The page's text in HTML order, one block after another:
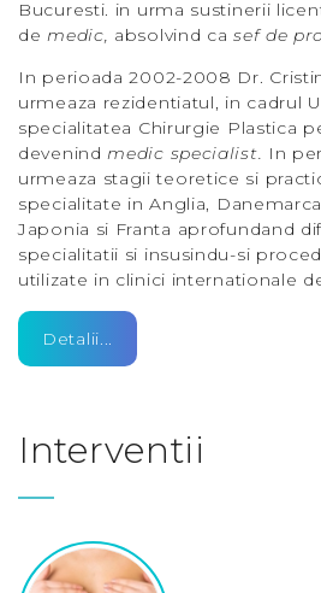
Bucuresti. in urma sustinerii
demedic, absolvind casef de
In perioada2002-2008 Dr.
urmeaza rezidentiatul, in cadrul
specialitatea Chirurgie Plastica
devenindmedic specialist. In
urmeaza stagii teoretice si
specialitate inAnglia,
Japonia si Franta aprofundand
specialitatii si insusindu-si
utilizate in clinici internationale
Detalii...
Interventii